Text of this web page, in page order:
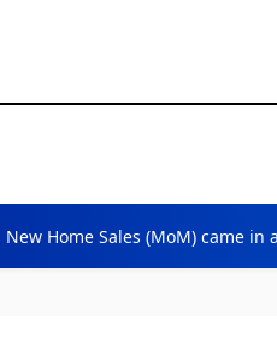
Home Sales (MoM) came in